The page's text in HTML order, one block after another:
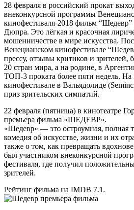
28 февраля в российский прокат
внеконкурсной программы
кинофестиваля-2018 фильм “Шедевр”
Дюпра. Это лёгкая и красочная
мошенничестве в мире искусства.
Венецианском кинофестивале
прессу, отзывы критиков и зрителей,
20 стран мира, а на родине, в
ТОП-3 проката более пяти недель. На
кинофестивале в Вальядолиде
приз зрительских симпатий.
22 февраля (пятница) в кинотеатре
премьера фильма «ШЕДЕВР».
«Шедевр» — это остроумная, полная
комедия об искусстве, жизни и их
также о том, как превращать
был участником внеконкурсной
фестиваля, где получил
зрителей.
Рейтинг фильма на IMDB 7.1.